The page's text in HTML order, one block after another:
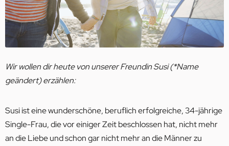
Wir wollen dir heute von unserer Freundin Susi (*Name
geändert) erzählen:
Susi ist eine wunderschöne, beruflich erfolgreiche, 34-jährige
Single-Frau, die vor einiger Zeit beschlossen hat, nicht mehr
an die Liebe und schon gar nicht mehr an die Männer zu